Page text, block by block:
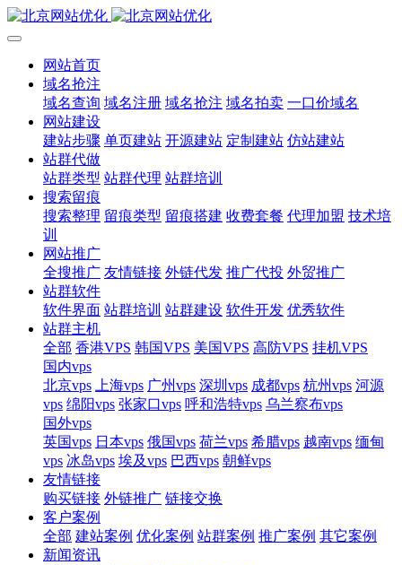
网站首页
域名抢注
域名查询 域名注册 域名抢注 域名拍卖 一口价域名
网站建设
建站步骤 单页建站 开源建站 定制建站 仿站建站
站群代做
站群类型 站群代理 站群培训
搜索留痕
搜索整理 留痕类型 留痕搭建 收费套餐 代理加盟 技术培
训
网站推广
全搜推广 友情链接 外链代发 推广代投 外贸推广
站群软件
软件界面 站群培训 站群建设 软件开发 优秀软件
站群主机
全部 香港VPS 韩国VPS 美国VPS 高防VPS 挂机VPS
国内vps
北京vps
上海vps 广州vps 深圳vps 成都vps 杭州vps 河源
vps 绵阳vps 张家口vps 呼和浩特vps 乌兰察布vps
国外vps
英国vps 日本vps 俄国vps 荷兰vps 希腊vps 越南vps 缅甸
vps 冰岛vps 埃及vps 巴西vps 朝鲜vps
友情链接
购买链接 外链推广 链接交换
客户案例
全部 建站案例 优化案例 站群案例 推广案例 其它案例
新闻资讯